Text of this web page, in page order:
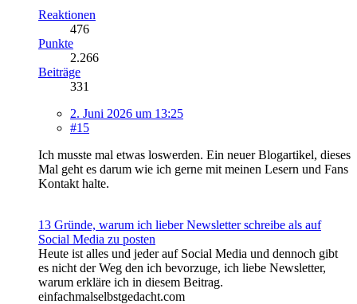
Reaktionen
476
Punkte
2.266
Beiträge
331
2. Juni 2026 um 13:25
#15
Ich musste mal etwas loswerden. Ein neuer Blogartikel, dieses
Mal geht es darum wie ich gerne mit meinen Lesern und Fans
Kontakt halte.
13 Gründe, warum ich lieber Newsletter schreibe als auf
Social Media zu posten
Heute ist alles und jeder auf Social Media und dennoch gibt
es nicht der Weg den ich bevorzuge, ich liebe Newsletter,
warum erkläre ich in diesem Beitrag.
einfachmalselbstgedacht.com